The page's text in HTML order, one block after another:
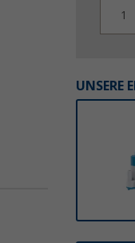
1
UNSERE